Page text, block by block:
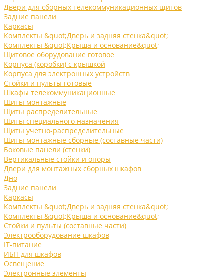
Двери для сборных телекоммуникационных щитов
Задние панели
Каркасы
Комплекты &quot;Дверь и задняя стенка&quot;
Комплекты &quot;Крыша и основание&quot;
Щитовое оборудование готовое
Корпуса (коробки) с крышкой
Корпуса для электронных устройств
Стойки и пульты готовые
Шкафы телекоммуникационные
Щиты монтажные
Щиты распределительные
Щиты специального назначения
Щиты учетно-распределительные
Щиты монтажные сборные (составные части)
Боковые панели (стенки)
Вертикальные стойки и опоры
Двери для монтажных сборных шкафов
Дно
Задние панели
Каркасы
Комплекты &quot;Дверь и задняя стенка&quot;
Комплекты &quot;Крыша и основание&quot;
Стойки и пульты (составные части)
Электрооборудование шкафов
IT-питание
ИБП для шкафов
Освещение
Электронные элементы